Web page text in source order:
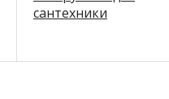
сантехники